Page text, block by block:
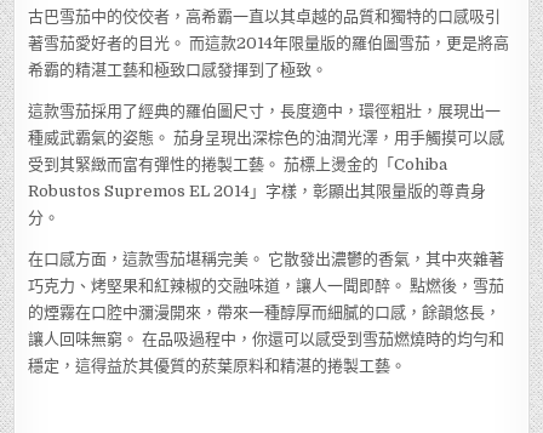
古巴雪茄中的佼佼者，高希霸一直以其卓越的品質和獨特的口感吸引
著雪茄愛好者的目光。 而這款2014年限量版的羅伯圖雪茄，更是將高
希霸的精湛工藝和極致口感發揮到了極致。
這款雪茄採用了經典的羅伯圖尺寸，長度適中，環徑粗壯，展現出一
種威武霸氣的姿態。 茄身呈現出深棕色的油潤光澤，用手觸摸可以感
受到其緊緻而富有彈性的捲製工藝。 茄標上燙金的「Cohiba
Robustos Supremos EL 2014」字樣，彰顯出其限量版的尊貴身
分。
在口感方面，這款雪茄堪稱完美。 它散發出濃鬱的香氣，其中夾雜著
巧克力、烤堅果和紅辣椒的交融味道，讓人一聞即醉。 點燃後，雪茄
的煙霧在口腔中瀰漫開來，帶來一種醇厚而細膩的口感，餘韻悠長，
讓人回味無窮。 在品吸過程中，你還可以感受到雪茄燃燒時的均勻和
穩定，這得益於其優質的菸葉原料和精湛的捲製工藝。